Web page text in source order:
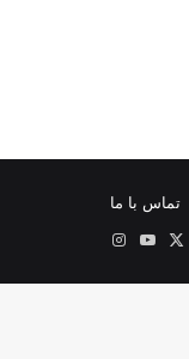
تماس با ما
فیس
یوتیوب